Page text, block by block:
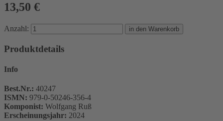
13,50 €
Anzahl:
Produktdetails
Info
Best.Nr.: 40247
ISMN: 979-0-50246-356-4
Komponist: Wolfgang Ruß
Erscheinungsjahr: 2024